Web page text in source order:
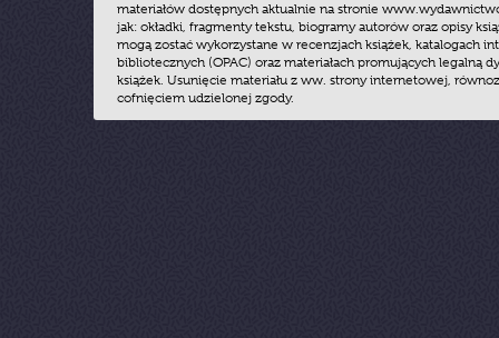
materiałów dostępnych aktualnie na stronie
jak: okładki, fragmenty tekstu, biogramy autorów oraz opisy
mogą zostać wykorzystane w recenzjach książek, katalogach
bibliotecznych (OPAC) oraz materiałach promujących legalną
książek. Usunięcie materiału z ww. strony internetowej,
cofnięciem udzielonej zgody.